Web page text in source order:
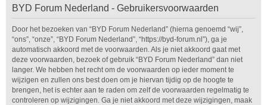
BYD Forum Nederland - Gebruikersvoorwaarden
Door het bezoeken van “BYD Forum Nederland” (hierna genoemd “wij”,
“ons”, “onze”, “BYD Forum Nederland”, “https://byd-forum.nl”), ga je
automatisch akkoord met de voorwaarden. Als je niet akkoord gaat met
deze voorwaarden, bezoek of gebruik “BYD Forum Nederland” dan niet
langer. We hebben het recht om de voorwaarden op ieder moment te
wijzigen en zullen ons best doen om je hiervan tijdig op de hoogte te
brengen, het is echter aan te raden om zelf de voorwaarden regelmatig te
controleren op wijzigingen. Ga je niet akkoord met deze wijzigingen, maak